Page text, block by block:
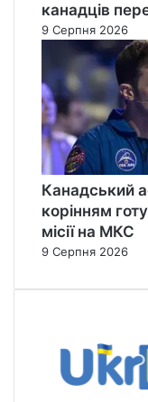
канадців
9 Серпня 2026
Канадський
корінням
місії на МКС
9 Серпня 2026